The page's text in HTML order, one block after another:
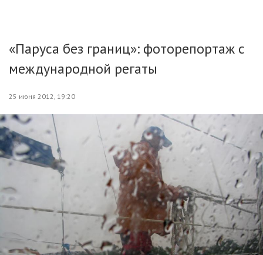
«Паруса без границ»: фоторепортаж с
международной регаты
25 июня 2012, 19:20